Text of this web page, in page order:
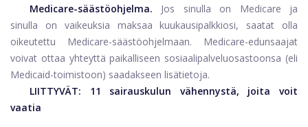
Medicare-säästöohjelma.
Jos sinulla on Medicare ja
sinulla on vaikeuksia maksaa kuukausipalkkiosi, saatat olla
oikeutettu Medicare-säästöohjelmaan. Medicare-edunsaajat
voivat ottaa yhteyttä paikalliseen sosiaalipalveluosastoonsa (eli
Medicaid-toimistoon) saadakseen lisätietoja.
LIITTYVÄT:
11 sairauskulun vähennystä, joita voit
vaatia